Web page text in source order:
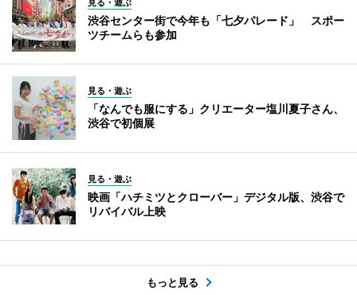
見る・遊ぶ
渋谷センター街で今年も「七夕パレード」 スポー
ツチームらも参加
見る・遊ぶ
「なんでも服にする」クリエーター塩川夏子さん、
渋谷で初個展
見る・遊ぶ
映画「ハチミツとクローバー」デジタル版、渋谷で
リバイバル上映
もっと見る